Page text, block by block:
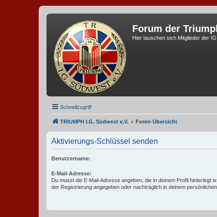
Forum der
Hier tauschen sich Mitglieder der
Schnellzugriff
TRIUMPH I.G. Südwest e.V. Foren-Übersicht
Aktivierungs-Schlüssel senden
Benutzername:
E-Mail-Adresse:
Du musst die E-Mail-Adresse angeben, die in deinem Profil hinterlegt
der Registrierung angegeben oder nachträglich in deinem